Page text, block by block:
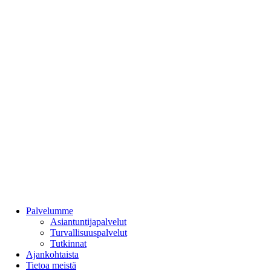
Palvelumme
Asiantuntijapalvelut
Turvallisuuspalvelut
Tutkinnat
Ajankohtaista
Tietoa meistä